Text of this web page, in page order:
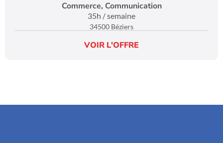
Commerce, Communication
35h / semaine
34500 Béziers
VOIR L'OFFRE